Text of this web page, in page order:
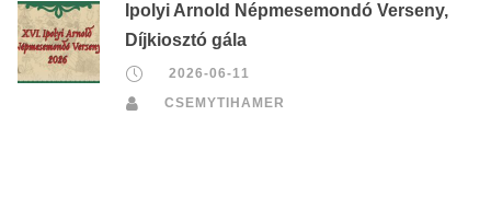
Ipolyi Arnold Népmesemondó Verseny,
Díjkiosztó gála
2026-06-11
CSEMYTIHAMER